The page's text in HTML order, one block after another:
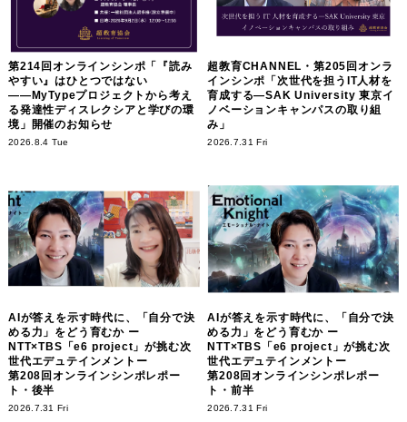
第214回オンラインシンポ「『読み
やすい』はひとつではない
――MyTypeプロジェクトから考え
る発達性ディスレクシアと学びの環
境」開催のお知らせ
2026.8.4 Tue
超教育CHANNEL・第205回オンラ
インシンポ「次世代を担うIT人材を
育成する―SAK University 東京イ
ノベーションキャンパスの取り組
み」
2026.7.31 Fri
AIが答えを示す時代に、「自分で決
める力」をどう育むか ー
NTT×TBS「e6 project」が挑む次
世代エデュテインメントー
第208回オンラインシンポレポー
ト・後半
2026.7.31 Fri
AIが答えを示す時代に、「自分で決
める力」をどう育むか ー
NTT×TBS「e6 project」が挑む次
世代エデュテインメントー
第208回オンラインシンポレポー
ト・前半
2026.7.31 Fri